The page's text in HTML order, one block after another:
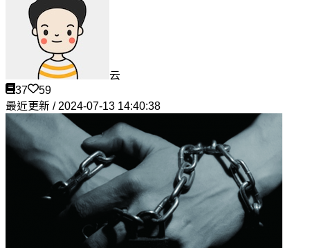
云
37
59
最近更新 / 2024-07-13 14:40:38